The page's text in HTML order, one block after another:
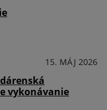
15. MÁJ 2026
vykonávanie